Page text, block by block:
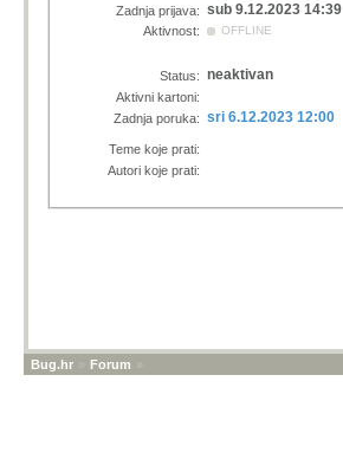
Zadnja prijava: sub 9.12.2023 14:39
Aktivnost: OFFLINE
Status: neaktivan
Aktivni kartoni:
Zadnja poruka: sri 6.12.2023 12:00
Teme koje prati:
Autori koje prati:
Bug.hr » Forum »